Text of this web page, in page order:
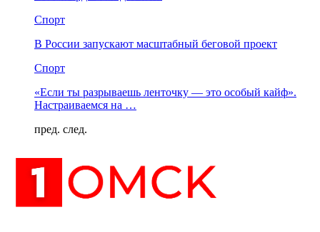
Спорт
В России запускают масштабный беговой проект
Спорт
«Если ты разрываешь ленточку — это особый кайф».
Настраиваемся на …
пред. след.